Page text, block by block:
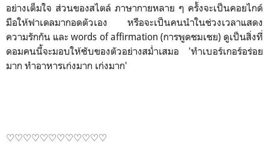
อย่างเต็มใจ ส่วนของสไตล์ ภาษากายหลาย ๆ ครั้งจะเป็นคอยไกด์
มือให้ฟาเดลมากอดตัวเอง หรือจะเป็นคนนำในช่วงเวลาแสดง
ความรักกัน และ words of affirmation (การพูดชมเชย) ดูเป็นสิ่งที่
ดอมคนนี้จะมอบให้ซับของตัวอย่างสม่ำเสมอ 'ทำเบอร์เกอร์อร่อย
มาก ทำอาหารเก่งมาก เก่งมาก'
♡♡♡♡♡♡♡♡♡♡♡♡